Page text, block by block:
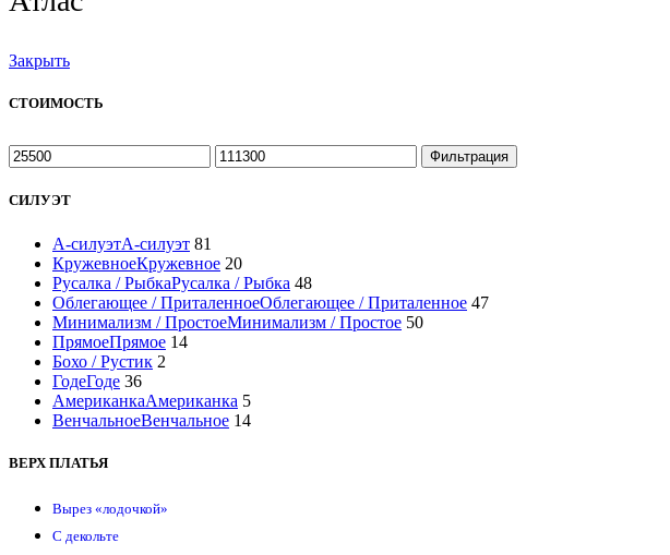
Закрыть
СТОИМОСТЬ
Фильтрация
СИЛУЭТ
А-силуэтА-силуэт 81
КружевноеКружевное 20
Русалка / РыбкаРусалка / Рыбка 48
Облегающее / ПриталенноеОблегающее / Приталенное 47
Минимализм / ПростоеМинимализм / Простое 50
ПрямоеПрямое 14
Бохо / Рустик 2
ГодеГоде 36
АмериканкаАмериканка 5
ВенчальноеВенчальное 14
ВЕРХ ПЛАТЬЯ
Вырез «лодочкой»
С декольте